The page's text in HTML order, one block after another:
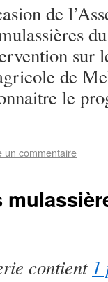
de
sur
de
le
un commentaire
contient 1